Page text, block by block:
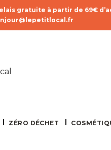
gratuite à partir de 69€
ZÉRO DÉCHET